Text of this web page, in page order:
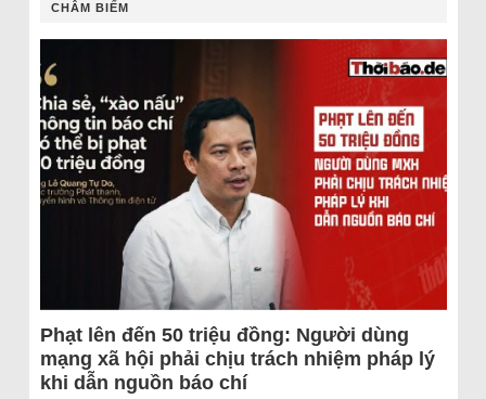
CHÂM BIẾM
Phạt lên đến 50 triệu đồng: Người dùng
mạng xã hội phải chịu trách nhiệm pháp lý
khi dẫn nguồn báo chí